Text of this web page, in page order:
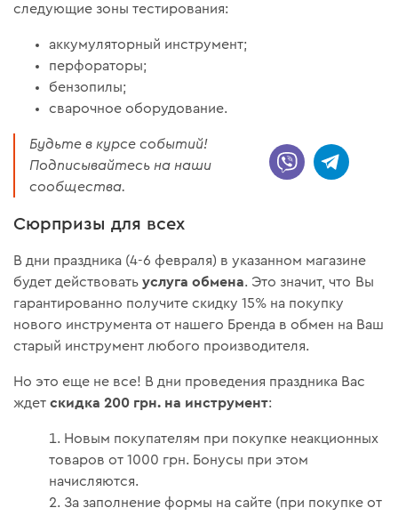
следующие зоны тестирования:
аккумуляторный инструмент;
перфораторы;
бензопилы;
сварочное оборудование.
Будьте в курсе событий!
Подписывайтесь на наши
сообщества.
Сюрпризы для всех
В дни праздника (4-6 февраля) в указанном магазине
будет действоватьуслуга обмена. Это значит, что Вы
гарантированно получите скидку 15% на покупку
нового инструмента от нашего Бренда в обмен на Ваш
старый инструмент любого производителя.
Но это еще не все! В дни проведения праздника Вас
ждетскидка 200 грн. на инструмент:
Новым покупателям при покупке неакционных
товаров от 1000 грн. Бонусы при этом
начисляются.
За заполнение формы на сайте (при покупке от